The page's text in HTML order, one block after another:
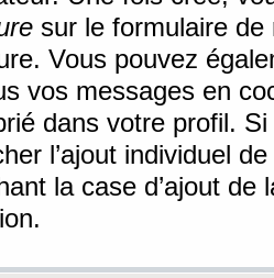
sur le formulaire de
Vous pouvez
vos messages en
dans votre profil.
l’ajout individuel
la case d’ajout